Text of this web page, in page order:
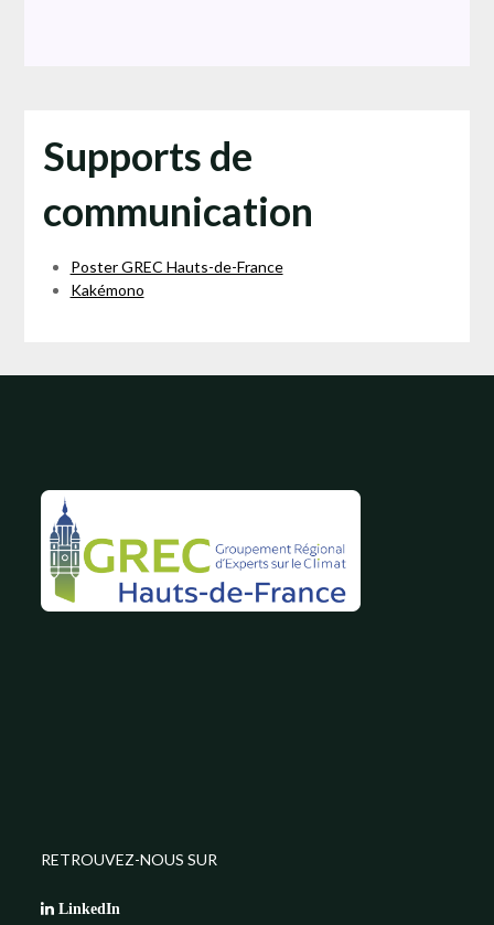
Supports de
communication
Poster GREC Hauts-de-France
Kakémono
RETROUVEZ-NOUS SUR
LinkedIn